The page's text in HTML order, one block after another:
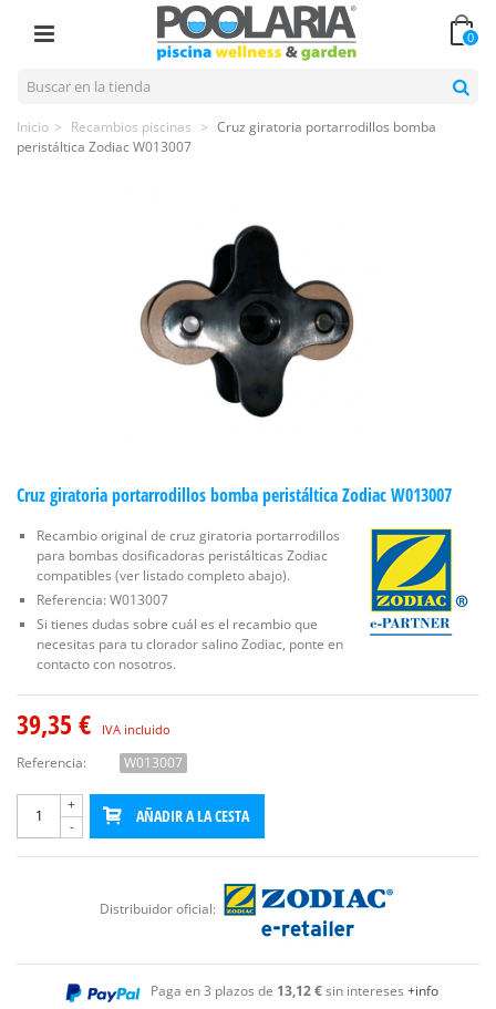
0
Inicio > Recambios piscinas > Cruz giratoria portarrodillos bomba
peristáltica Zodiac W013007
Cruz giratoria portarrodillos bomba peristáltica Zodiac W013007
Recambio original de cruz giratoria portarrodillos
para bombas dosificadoras peristálticas Zodiac
compatibles (ver listado completo abajo).
Referencia: W013007
Si tienes dudas sobre cuál es el recambio que
necesitas para tu clorador salino Zodiac, ponte en
contacto con nosotros.
39,35 € IVA incluido
Referencia: W013007
-
+
AÑADIR A LA CESTA
Distribuidor oficial:
Paga en 3 plazos de 13,12 €sin intereses +info